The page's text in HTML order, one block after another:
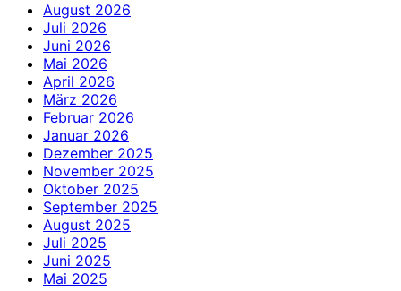
August 2026
Juli 2026
Juni 2026
Mai 2026
April 2026
März 2026
Februar 2026
Januar 2026
Dezember 2025
November 2025
Oktober 2025
September 2025
August 2025
Juli 2025
Juni 2025
Mai 2025